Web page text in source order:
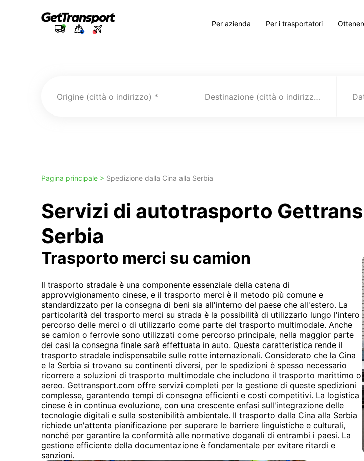
Per azienda Per i trasportatori
Origine (città o indirizzo) Destinazione (città o indirizzo)
Pagina principale > Spedizione dalla Cina alla Serbia
Servizi di autotrasporto
Serbia
Trasporto merci su camion
Il trasporto stradale è una componente essenziale della catena di
approvvigionamento cinese, e il trasporto merci è il metodo più comune e
standardizzato per la consegna di beni sia all'interno del paese che all'estero. La
particolarità del trasporto merci su strada è la possibilità di utilizzarlo lungo l'intero
percorso delle merci o di utilizzarlo come parte del trasporto multimodale. Anche
se camion o ferrovie sono utilizzati come percorso principale, nella maggior parte
dei casi la consegna finale sarà effettuata in auto. Questa caratteristica rende il
trasporto stradale indispensabile sulle rotte internazionali. Considerato che la Cina
e la Serbia si trovano su continenti diversi, per le spedizioni è spesso necessario
ricorrere a soluzioni di trasporto multimodale che includono il trasporto marittimo o
aereo. Gettransport.com offre servizi completi per la gestione di queste spedizioni
complesse, garantendo tempi di consegna efficienti e costi competitivi. La logistica
cinese è in continua evoluzione, con una crescente enfasi sull'integrazione delle
tecnologie digitali e sulla sostenibilità ambientale. Il trasporto dalla Cina alla Serbia
richiede un'attenta pianificazione per superare le barriere linguistiche e culturali,
nonché per garantire la conformità alle normative doganali di entrambi i paesi. La
gestione efficiente della documentazione è fondamentale per evitare ritardi e
sanzioni.